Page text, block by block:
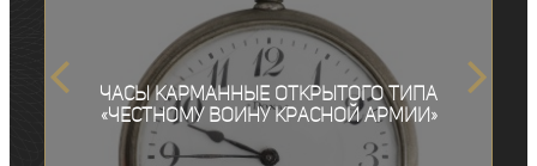
Часы карманные открытого типа
«Честному воину Красной Армии»